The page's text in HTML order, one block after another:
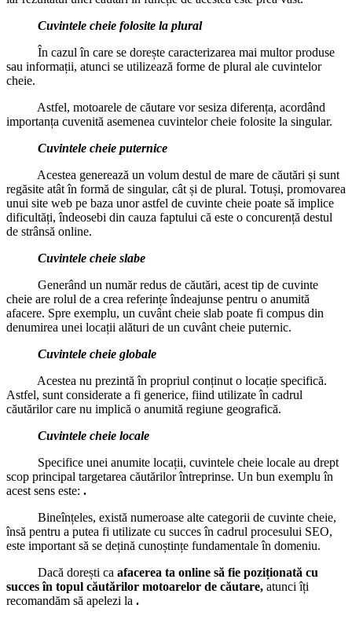
Cuvintele cheie folosite la plural
În cazul în care se dorește caracterizarea mai multor produse
sau informații, atunci se utilizează forme de plural ale cuvintelor
cheie.
Astfel, motoarele de căutare vor sesiza diferența, acordând
importanța cuvenită asemenea cuvintelor cheie folosite la singular.
Cuvintele cheie puternice
Acestea generează un volum destul de mare de căutări și sunt
regăsite atât în formă de singular, cât și de plural. Totuși, promovarea
unui site web pe baza unor astfel de cuvinte cheie poate să implice
dificultăți, îndeosebi din cauza faptului că este o concurență destul
de strânsă online.
Cuvintele cheie slabe
Generând un număr redus de căutări, acest tip de cuvinte
cheie are rolul de a crea referințe îndeajunse pentru o anumită
afacere. Spre exemplu, un cuvânt cheie slab poate fi compus din
denumirea unei locații alături de un cuvânt cheie puternic.
Cuvintele cheie globale
Acestea nu prezintă în propriul conținut o locație specifică.
Astfel, sunt considerate a fi generice, fiind utilizate în cadrul
căutărilor care nu implică o anumită regiune geografică.
Cuvintele cheie locale
Specifice unei anumite locații, cuvintele cheie locale au drept
scop principal targetarea căutărilor întreprinse. Un bun exemplu în
acest sens este: .
Bineînțeles, există numeroase alte categorii de cuvinte cheie,
însă pentru a putea fi utilizate cu succes în cadrul procesului SEO,
este important să se dețină cunoștințe fundamentale în domeniu.
Dacă dorești ca afacerea ta online să fie poziționată cu
succes în topul căutărilor motoarelor de căutare, atunci îți
recomandăm să apelezi la .